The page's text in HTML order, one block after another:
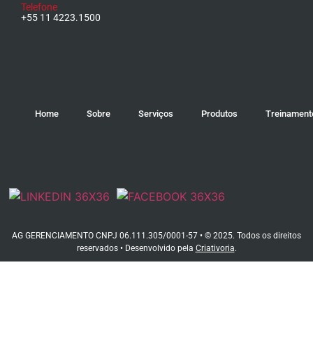
Telefone
+55 11 4223.1500
Home Sobre Serviços Produtos
AG GERENCIAMENTO CNPJ 06.111.305/0001-57 • © 2025. Todos os direitos
reservados • Desenvolvido pela Criativoria.